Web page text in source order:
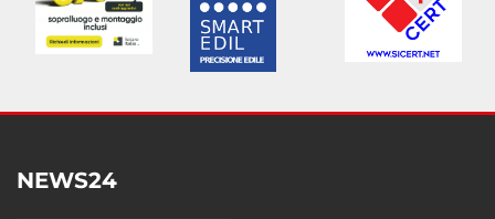
NEWS24